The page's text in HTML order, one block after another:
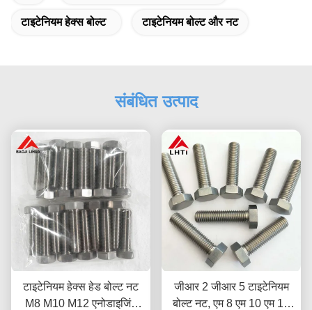
टाइटेनियम हेक्स बोल्ट टाइटेनियम बोल्ट और नट
संबंधित उत्पाद
टाइटेनियम हेक्स हेड बोल्ट नट
M8 M10 M12 एनोडाइजिंग
जीआर 2 जीआर 5 टाइटेनियम
बोल्ट नट, एम 8 एम 10 एम 12